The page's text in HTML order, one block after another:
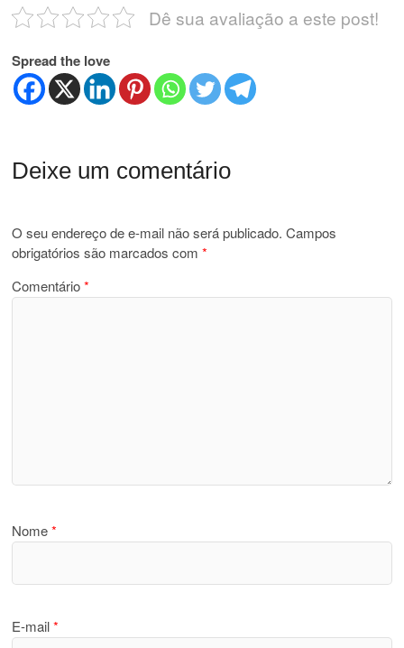
Dê sua avaliação a este post!
Spread the love
Deixe um comentário
O seu endereço de e-mail não será publicado. Campos
obrigatórios são marcados com*
Comentário*
Nome*
E-mail*